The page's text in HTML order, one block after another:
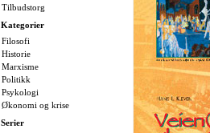
Tilbudstorg
Kategorier
Filosofi
Historie
Marxisme
Politikk
Psykologi
Økonomi og krise
Serier